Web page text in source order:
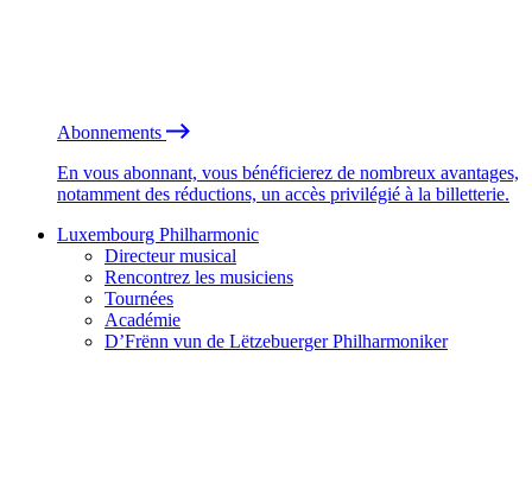
Abonnements
En vous abonnant, vous bénéficierez de nombreux avantages,
notamment des réductions, un accès privilégié à la billetterie.
Luxembourg Philharmonic
Directeur musical
Rencontrez les musiciens
Tournées
Académie
D’Frënn vun de Lëtzebuerger Philharmoniker